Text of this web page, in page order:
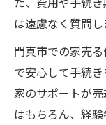
は遠慮なく質問し
門真市での家売
で安心して手続
家のサポートが
はもちろん、経験